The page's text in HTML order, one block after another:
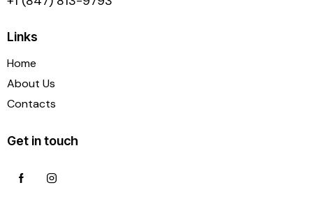
Links
Home
About Us
Contacts
Get in touch